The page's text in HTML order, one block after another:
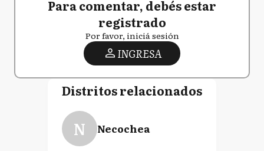
Para comentar, debés estar
registrado
Por favor, iniciá sesión
INGRESA
Distritos relacionados
N Necochea